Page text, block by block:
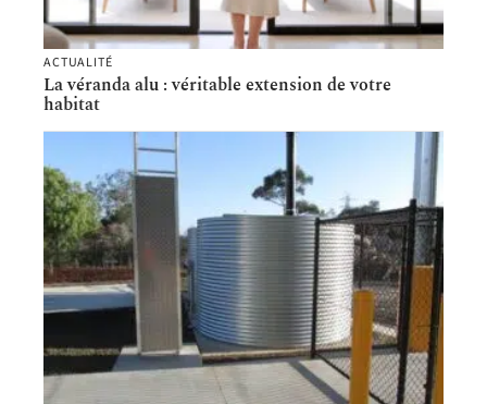
ACTUALITÉ
La véranda alu : véritable extension de votre
habitat